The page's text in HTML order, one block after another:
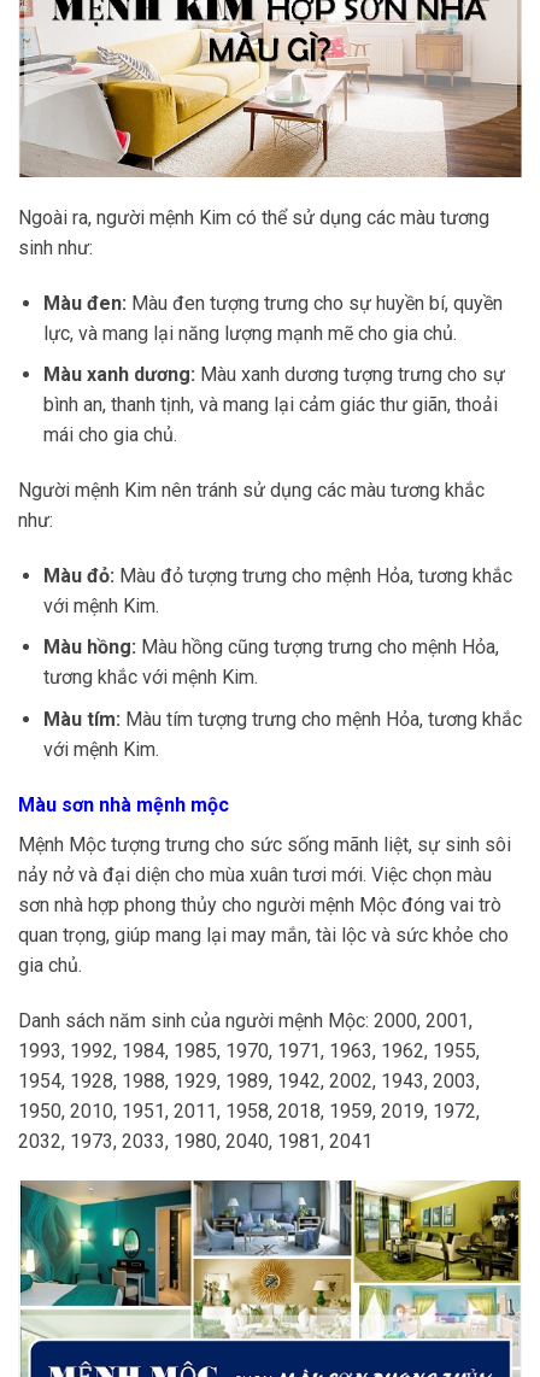
Ngoài ra, người mệnh Kim có thể sử dụng các màu tương
sinh như:
Màu đen: Màu đen tượng trưng cho sự huyền bí, quyền
lực, và mang lại năng lượng mạnh mẽ cho gia chủ.
Màu xanh dương: Màu xanh dương tượng trưng cho sự
bình an, thanh tịnh, và mang lại cảm giác thư giãn, thoải
mái cho gia chủ.
Người mệnh Kim nên tránh sử dụng các màu tương khắc
như:
Màu đỏ: Màu đỏ tượng trưng cho mệnh Hỏa, tương khắc
với mệnh Kim.
Màu hồng: Màu hồng cũng tượng trưng cho mệnh Hỏa,
tương khắc với mệnh Kim.
Màu tím: Màu tím tượng trưng cho mệnh Hỏa, tương khắc
với mệnh Kim.
Màu sơn nhà mệnh mộc
Mệnh Mộc tượng trưng cho sức sống mãnh liệt, sự sinh sôi
nảy nở và đại diện cho mùa xuân tươi mới. Việc chọn màu
sơn nhà hợp phong thủy cho người mệnh Mộc đóng vai trò
quan trọng, giúp mang lại may mắn, tài lộc và sức khỏe cho
gia chủ.
Danh sách năm sinh của người mệnh Mộc: 2000, 2001,
1993, 1992, 1984, 1985, 1970, 1971, 1963, 1962, 1955,
1954, 1928, 1988, 1929, 1989, 1942, 2002, 1943, 2003,
1950, 2010, 1951, 2011, 1958, 2018, 1959, 2019, 1972,
2032, 1973, 2033, 1980, 2040, 1981, 2041